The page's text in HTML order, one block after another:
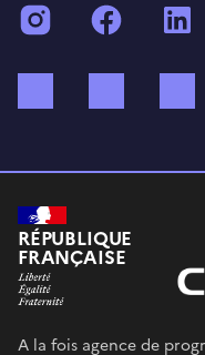
Instagram
RÉPUBLIQUE
FRANÇAISE
A la fois agence de